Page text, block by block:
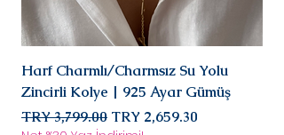
karşılanır.Ürün bize ulaştıktan
sonra değerlendirmesi yapılır ve
sizinle iletişimde
süreci başlar.
Harf Charmlı/Charmsız Su Yolu
Zincirli Kolye | 925 Ayar Gümüş
Regular Price
TRY 3,799.00 Sale Price
TRY 2,659.30